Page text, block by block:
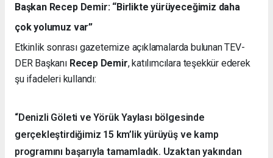
Başkan Recep Demir: “Birlikte yürüyeceğimiz daha
çok yolumuz var”
Etkinlik sonrası gazetemize açıklamalarda bulunan TEV-
DER Başkanı Recep Demir, katılımcılara teşekkür ederek
şu ifadeleri kullandı:
“Denizli Göleti ve Yörük Yaylası bölgesinde
gerçekleştirdiğimiz 15 km’lik yürüyüş ve kamp
programını başarıyla tamamladık. Uzaktan yakından